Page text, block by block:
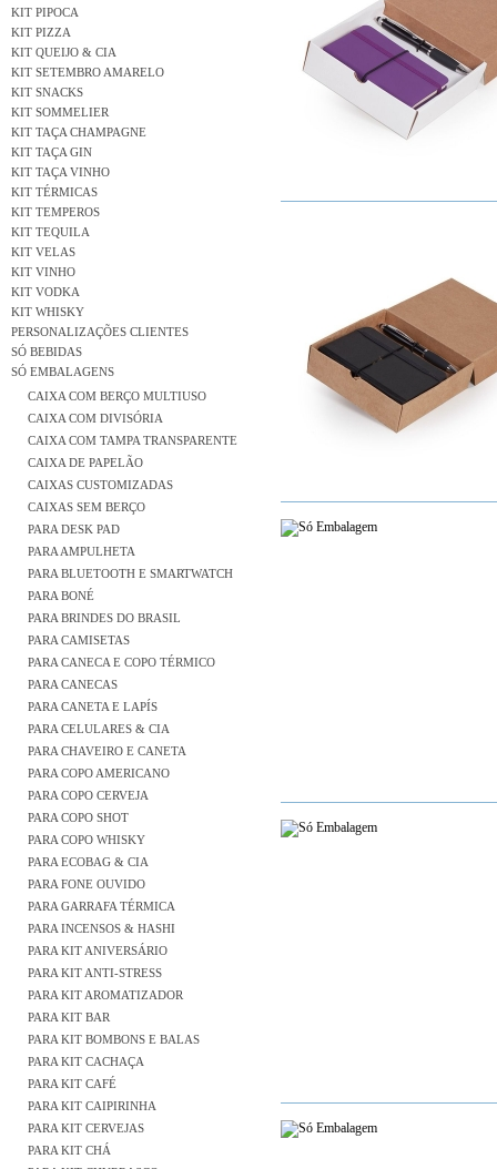
KIT PIPOCA
KIT PIZZA
KIT QUEIJO & CIA
KIT SETEMBRO AMARELO
KIT SNACKS
KIT SOMMELIER
KIT TAÇA CHAMPAGNE
KIT TAÇA GIN
KIT TAÇA VINHO
KIT TÉRMICAS
KIT TEMPEROS
KIT TEQUILA
KIT VELAS
KIT VINHO
KIT VODKA
KIT WHISKY
PERSONALIZAÇÕES CLIENTES
SÓ BEBIDAS
SÓ EMBALAGENS
CAIXA COM BERÇO MULTIUSO
CAIXA COM DIVISÓRIA
CAIXA COM TAMPA TRANSPARENTE
CAIXA DE PAPELÃO
CAIXAS CUSTOMIZADAS
CAIXAS SEM BERÇO
PARA DESK PAD
PARA AMPULHETA
PARA BLUETOOTH E SMARTWATCH
PARA BONÉ
PARA BRINDES DO BRASIL
PARA CAMISETAS
PARA CANECA E COPO TÉRMICO
PARA CANECAS
PARA CANETA E LAPÍS
PARA CELULARES & CIA
PARA CHAVEIRO E CANETA
PARA COPO AMERICANO
PARA COPO CERVEJA
PARA COPO SHOT
PARA COPO WHISKY
PARA ECOBAG & CIA
PARA FONE OUVIDO
PARA GARRAFA TÉRMICA
PARA INCENSOS & HASHI
PARA KIT ANIVERSÁRIO
PARA KIT ANTI-STRESS
PARA KIT AROMATIZADOR
PARA KIT BAR
PARA KIT BOMBONS E BALAS
PARA KIT CACHAÇA
PARA KIT CAFÉ
PARA KIT CAIPIRINHA
PARA KIT CERVEJAS
PARA KIT CHÁ